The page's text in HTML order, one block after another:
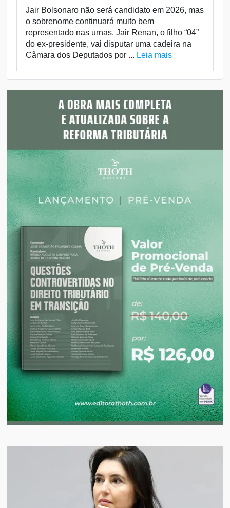
Jair Bolsonaro não será candidato em 2026, mas
o sobrenome continuará muito bem
representado nas urnas. Jair Renan, o filho “04”
do ex-presidente, vai disputar uma cadeira na
Câmara dos Deputados por ... Leia mais
Uma fala do apresentador Ratinho saiu dos
estúdios de televisão e foi parar no Ministério
Público de São Paulo. Ele foi denunciado por
suposta homofobia após um comentário feito
durante seu programa n...Leia mais
Fora do plano B
A tentativa de manter o sobrenome Bolsonaro no
centro do tabuleiro presidencial parece ter
encontrado um limite dentro do próprio PL.
Lideranças da legenda descartam Michelle
Bolsonaro como eventual “...
Patrimônio encolheu 08/08/2026 10:55
A declaração de bens de Sergio Moro à Justiça
Eleitoral chama atenção por um detalhe: o
patrimônio informado pelo candidato do PL ao
Governo do Paraná é 34,78% menor do que
aquele declarado quatro ano...Leia mais
Em campanha 08/08/2026 10:53
Uma denúncia feita ao vivo na Catve coloca uma
questão incômoda no colo do Governo do
Paraná: servidores ligados ao Executivo
estariam usando horário de expediente para
fazer articulação político-elei...
Leia mais
Tarifa do ônibus 08/08/2026 10:52
Sergio Moro viveu um momento de saia justa
congelada a tarifa dos ônibus intermunicipais do
Paraná, o candidato do PL...Leia mais
Uma árvore, 23 troncos 07/08/2026 16:59
Uma autorização ambiental em Almirante